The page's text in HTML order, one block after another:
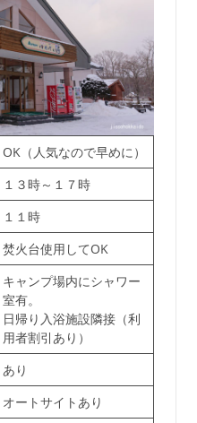
OK（人気なので早めに）
１３時～１７時
１１時
焚火台使用してOK
キャンプ場内にシャワー
室有。
日帰り入浴施設隣接（利
用者割引あり）
あり
オートサイトあり